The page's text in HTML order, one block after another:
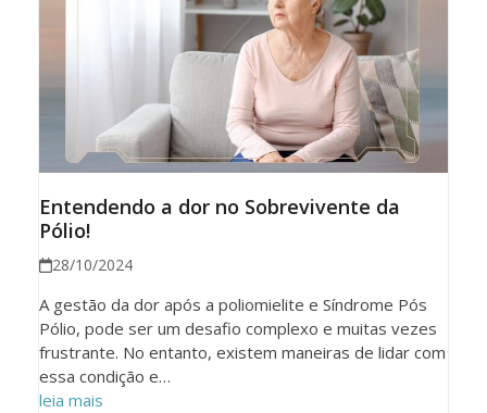
Entendendo a dor no Sobrevivente da
Pólio!
28/10/2024
A gestão da dor após a poliomielite e Síndrome Pós
Pólio, pode ser um desafio complexo e muitas vezes
frustrante. No entanto, existem maneiras de lidar com
essa condição e…
leia mais